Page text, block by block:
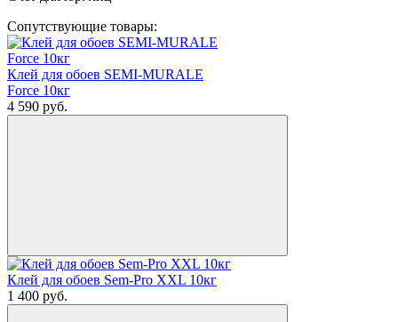
Сопутствующие товары:
Клей для обоев SEMI-MURALE
Force 10кг
4 590 руб.
Клей для обоев Sem-Pro XXL 10кг
1 400 руб.